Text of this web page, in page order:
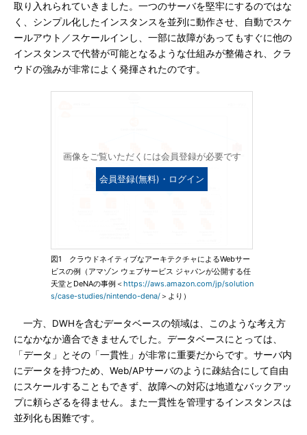
取り入れられていきました。一つのサーバを堅牢にするのではな
く、シンプル化したインスタンスを並列に動作させ、自動でスケ
ールアウト／スケールインし、一部に故障があってもすぐに他の
インスタンスで代替が可能となるような仕組みが整備され、クラ
ウドの強みが非常によく発揮されたのです。
画像をご覧いただくには会員登録が必要です
会員登録(無料)・ログイン
図1 クラウドネイティブなアーキテクチャによるWebサー
ビスの例（アマゾン ウェブサービス ジャパンが公開する任
天堂とDeNAの事例＜https://aws.amazon.com/jp/solution
s/case-studies/nintendo-dena/＞より）
一方、DWHを含むデータベースの領域は、このような考え方
になかなか適合できませんでした。データベースにとっては、
「データ」とその「一貫性」が非常に重要だからです。サーバ内
にデータを持つため、Web/APサーバのように疎結合にして自由
にスケールすることもできず、故障への対応は地道なバックアッ
プに頼らざるを得ません。また一貫性を管理するインスタンスは
並列化も困難です。